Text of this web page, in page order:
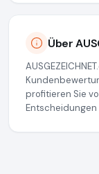
Über
profitieren Sie
Entscheidungen